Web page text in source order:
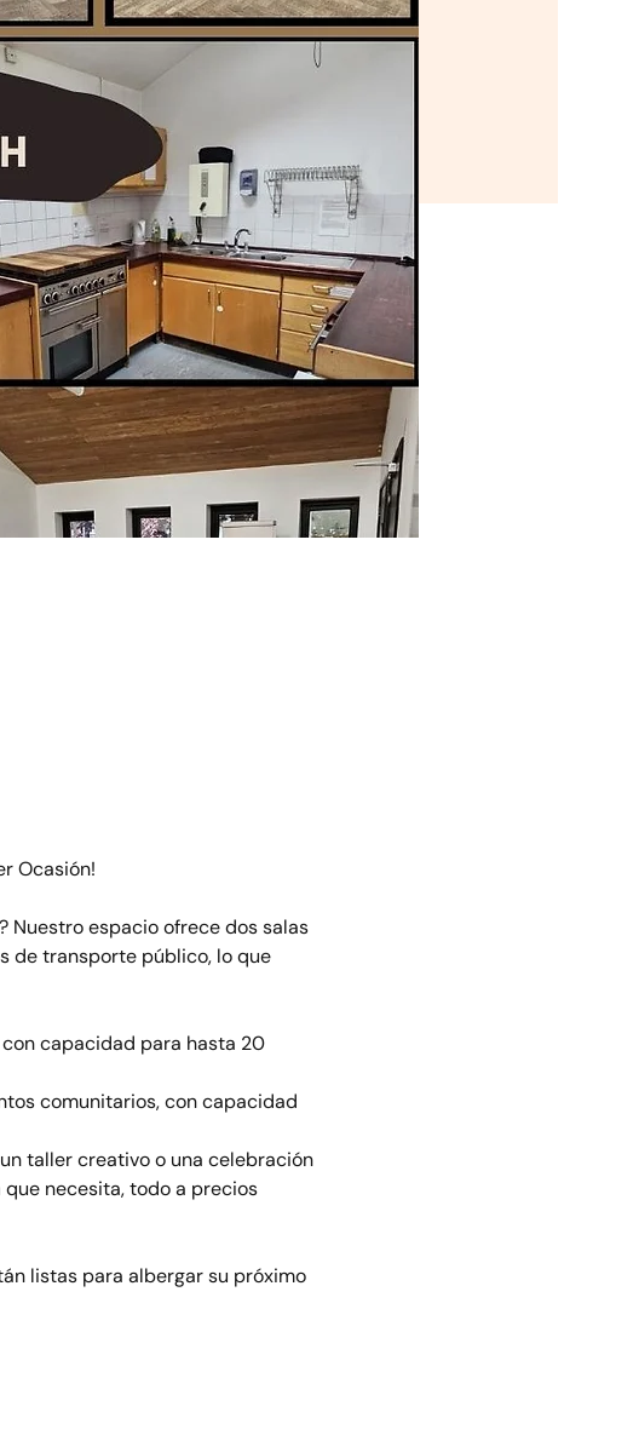
Ocasión!
Nuestro espacio ofrece dos salas
de transporte público, lo que
capacidad para hasta 20
comunitarios, con capacidad
taller creativo o una celebración
necesita, todo a precios
listas para albergar su próximo